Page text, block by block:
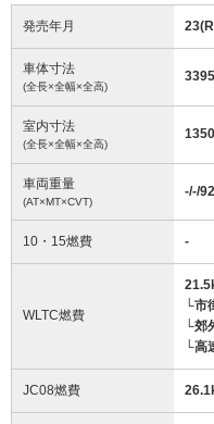
発売年月
車体寸法
(全長×全幅×全高)
3395
室内寸法
(全長×全幅×全高)
1350
車両重量
(AT×MT×CVT)
-/-/
10・15燃費 -
WLTC燃費
└市
└郊
└高
JC08燃費